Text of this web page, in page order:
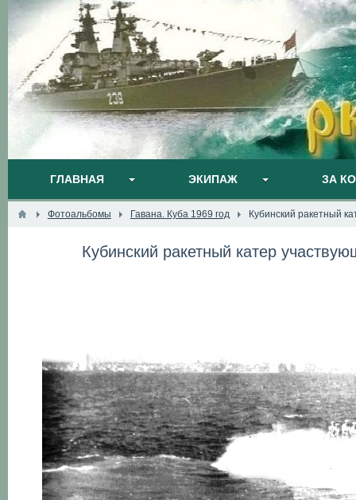
ГЛАВНАЯ ЭКИПАЖ ЗА
Фотоальбомы Гавана. Куба 1969 год Кубинский ракетный
Кубинский ракетный катер